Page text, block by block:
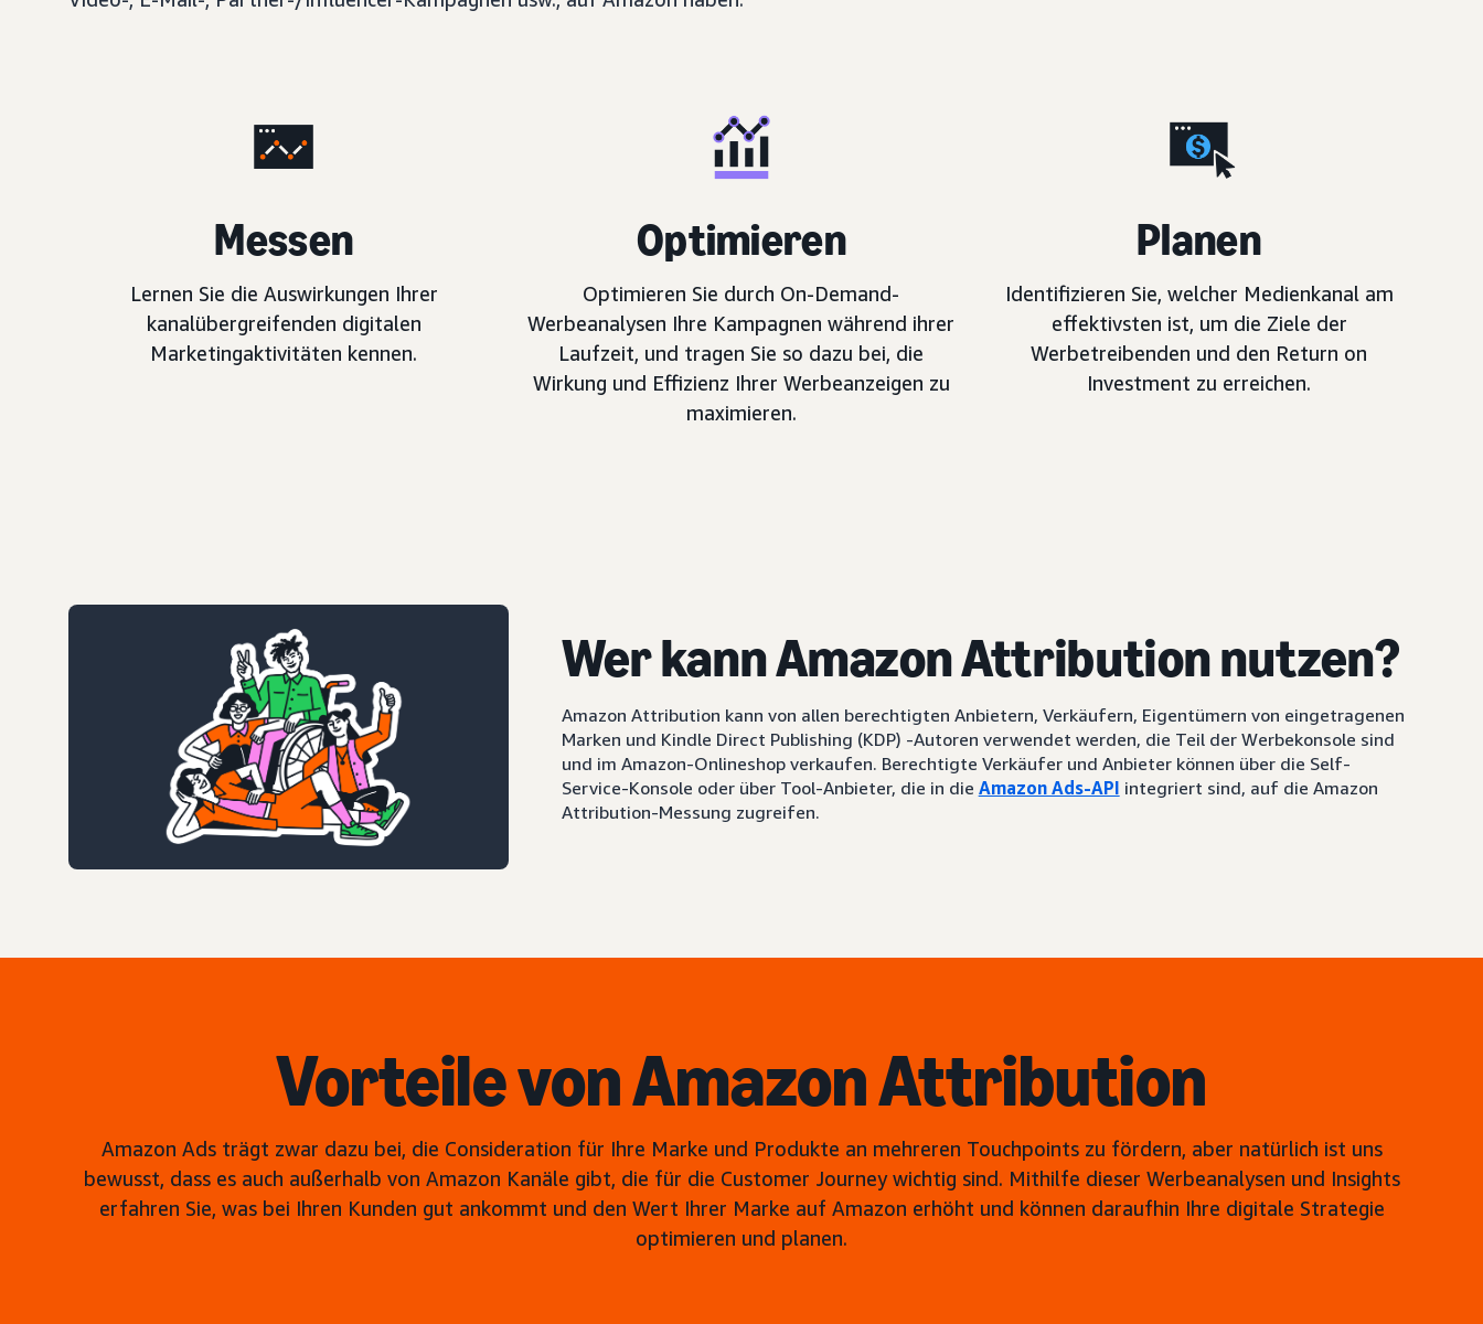
Messen
Lernen Sie die Auswirkungen Ihrer
kanalübergreifenden digitalen
Marketingaktivitäten kennen.
Optimieren
Optimieren Sie durch On-Demand-
Werbeanalysen Ihre Kampagnen während ihrer
Laufzeit, und tragen Sie so dazu bei, die
Wirkung und Effizienz Ihrer Werbeanzeigen zu
maximieren.
Planen
Identifizieren Sie, welcher Medienkanal am
effektivsten ist, um die Ziele der
Werbetreibenden und den Return on
Investment zu erreichen.
Wer kann Amazon Attribution nutzen?
Amazon Attribution kann von allen berechtigten Anbietern, Verkäufern, Eigentümern von eingetragenen
Marken und Kindle Direct Publishing (KDP) -Autoren verwendet werden, die Teil der Werbekonsole sind
und im Amazon-Onlineshop verkaufen. Berechtigte Verkäufer und Anbieter können über die Self-
Service-Konsole oder über Tool-Anbieter, die in die Amazon Ads-API integriert sind, auf die Amazon
Attribution-Messung zugreifen.
Vorteile von Amazon Attribution
Amazon Ads trägt zwar dazu bei, die Consideration für Ihre Marke und Produkte an mehreren Touchpoints zu fördern, aber natürlich ist uns
bewusst, dass es auch außerhalb von Amazon Kanäle gibt, die für die Customer Journey wichtig sind. Mithilfe dieser Werbeanalysen und Insights
erfahren Sie, was bei Ihren Kunden gut ankommt und den Wert Ihrer Marke auf Amazon erhöht und können daraufhin Ihre digitale Strategie
optimieren und planen.